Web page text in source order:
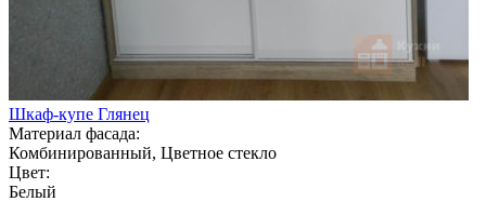
Шкаф-купе Глянец
Материал фасада:
Комбинированный, Цветное стекло
Цвет:
Белый